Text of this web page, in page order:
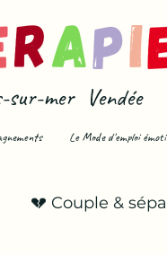
sur-mer Vendée
Le Mode d'emploi
💔 Couple &